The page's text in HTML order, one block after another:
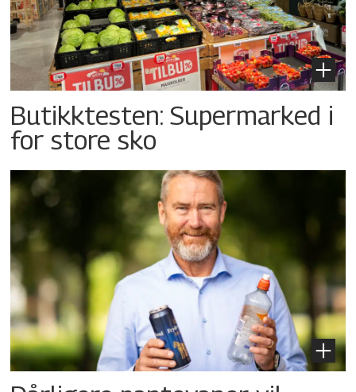
Butikktesten: Supermarked i
for store sko